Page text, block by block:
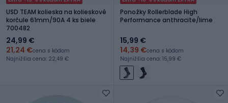
USD TEAM kolieska na kolieskové
korčule 61mm/90A 4 ks biele
700482
24,99 €
21,24 €cena s kódom
Najnižšia cena: 22,49 €
Ponožky Rollerblade High
Performance anthracite/lime
15,99 €
14,39 €cena s kódom
Najnižšia cena: 15,99 €